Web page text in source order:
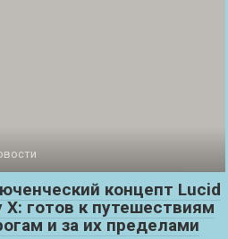
концепт Lucid
X: готов к путешествиям
и за их пределами